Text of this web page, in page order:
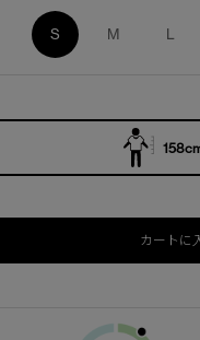
S M L
カートに